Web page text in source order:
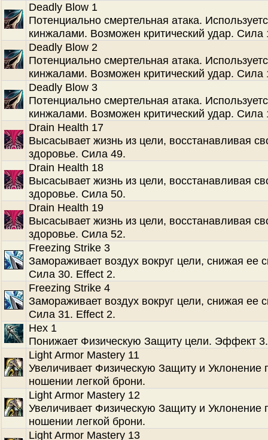
Deadly Blow 1
Потенциально смертельная атака.
кинжалами. Возможен критический удар. Сила
Deadly Blow 2
Потенциально смертельная атака.
кинжалами. Возможен критический удар. Сила
Deadly Blow 3
Потенциально смертельная атака.
кинжалами. Возможен критический удар. Сила
Drain Health 17
Высасывает жизнь из цели, восстанавливая
здоровье. Сила 49.
Drain Health 18
Высасывает жизнь из цели, восстанавливая
здоровье. Сила 50.
Drain Health 19
Высасывает жизнь из цели, восстанавливая
здоровье. Сила 52.
Freezing Strike 3
Замораживает воздух вокруг цели, снижая ее
Сила 30. Effect 2.
Freezing Strike 4
Замораживает воздух вокруг цели, снижая ее
Сила 31. Effect 2.
Hex 1
Понижает Физическую Защиту цели. Эффект 3.
Light Armor Mastery 11
Увеличивает Физическую Защиту и Уклонение
ношении легкой брони.
Light Armor Mastery 12
Увеличивает Физическую Защиту и Уклонение
ношении легкой брони.
Light Armor Mastery 13